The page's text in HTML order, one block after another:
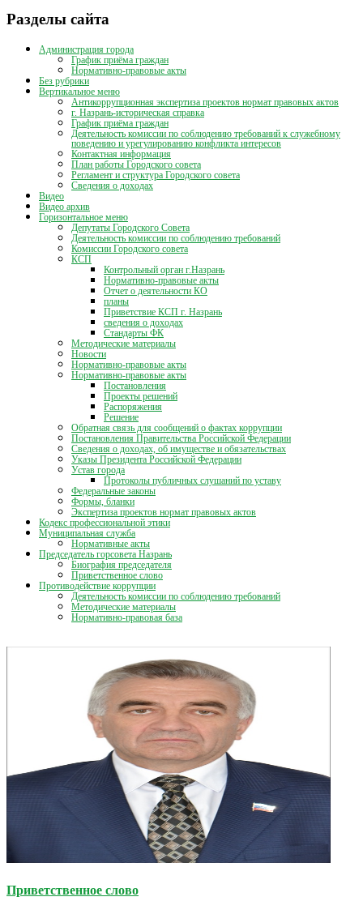
Разделы сайта
Администрация города
График приёма граждан
Нормативно-правовые акты
Без рубрики
Вертикальное меню
Антикоррупционная экспертиза проектов нормат правовых актов
г. Назрань-историческая справка
График приёма граждан
Деятельность комиссии по соблюдению требований к служебному
поведению и урегулированию конфликта интересов
Контактная информация
План работы Городского совета
Регламент и структура Городского совета
Сведения о доходах
Видео
Видео архив
Горизонтальное меню
Депутаты Городского Совета
Деятельность комиссии по соблюдению требований
Комиссии Городского совета
КСП
Контрольный орган г.Назрань
Нормативно-правовые акты
Отчет о деятельности КО
планы
Приветствие КСП г. Назрань
сведения о доходах
Стандарты ФК
Методические материалы
Новости
Нормативно-правовые акты
Нормативно-правовые акты
Постановления
Проекты решений
Распоряжения
Решение
Обратная связь для сообщений о фактах коррупции
Постановления Правительства Российской Федерации
Сведения о доходах, об имуществе и обязательствах
Указы Президента Российской Федерации
Устав города
Протоколы публичных слушаний по уставу
Федеральные законы
Формы, бланки
Экспертиза проектов нормат правовых актов
Кодекс профессиональной этики
Муниципальная служба
Нормативные акты
Председатель горсовета Назрань
Биография председателя
Приветственное слово
Противодействие коррупции
Деятельность комиссии по соблюдению требований
Методические материалы
Нормативно-правовая база
Приветственное слово